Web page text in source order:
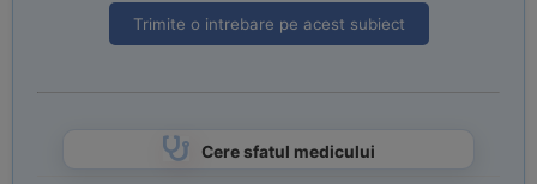
Trimite o intrebare pe acest subiect
Cere sfatul medicului